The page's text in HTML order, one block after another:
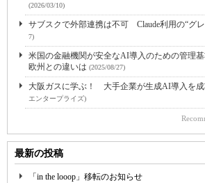
(2026/03/10)
サブスクで外部連携は不可 Claude利用の“グ
7)
米国の金融機関が安全なAI導入のための管理
欧州との違いは (2025/08/27)
大阪ガスに学ぶ！ 大手企業が生成AI導入を成
エンタープライズ)
最新の投稿
「in the looop」移転のお知らせ